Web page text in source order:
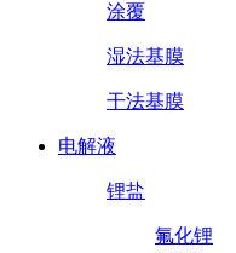
涂覆
湿法基膜
干法基膜
电解液
锂盐
氟化锂